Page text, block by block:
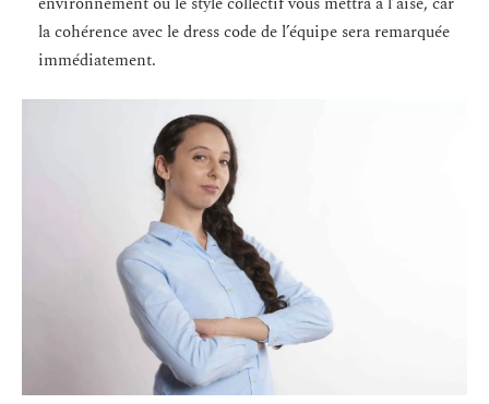
la cohérence avec le dress code de l’équipe sera remarquée
immédiatement.